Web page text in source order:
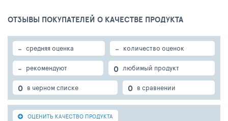
ОТЗЫВЫ ПОКУПАТЕЛЕЙ О КАЧЕСТВЕ ПРОДУКТА
- средняя оценка - количество оценок
- рекомендуют 0 любимый продукт
0 в черном списке 0 в сравнении
ОЦЕНИТЬ КАЧЕСТВО ПРОДУКТА